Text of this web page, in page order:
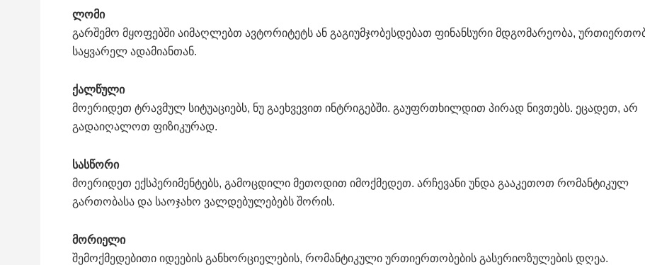
ლომი
გარშემო მყოფებში აიმაღლებთ ავტორიტეტს ან გაგიუმჯობესდებათ ფინანსური მდგომარეობა,
საყვარელ ადამიანთან.
ქალწული
მოერიდეთ ტრავმულ სიტუაციებს, ნუ გაეხვევით ინტრიგებში. გაუფრთხილდით პირად ნივთებს. ეცადეთ, არ
გადაიღალოთ ფიზიკურად.
სასწორი
მოერიდეთ ექსპერიმენტებს, გამოცდილი მეთოდით იმოქმედეთ. არჩევანი უნდა გააკეთოთ რომანტიკულ
გართობასა და საოჯახო ვალდებულებებს შორის.
მორიელი
შემოქმედებითი იდეების განხორციელების, რომანტიკული ურთიერთობების გასერიოზულების დღეა.